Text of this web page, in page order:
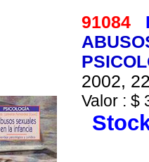
91084
2002,
Valor : $